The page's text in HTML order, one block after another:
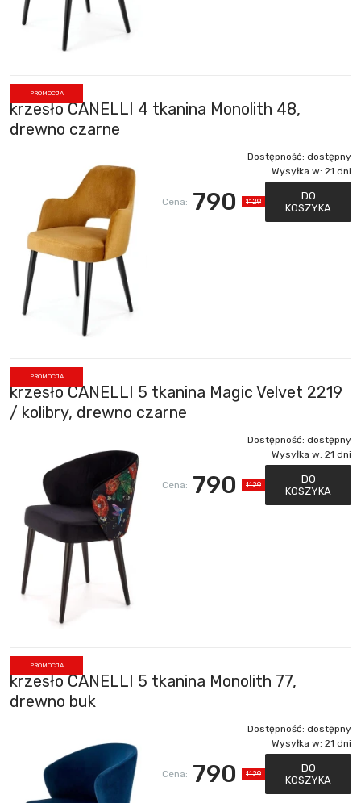
krzesło CANELLI 4 tkanina Monolith 48,
drewno czarne
Dostępność: dostępny
Wysyłka w: 21 dni
Cena: 790 1129
DO
KOSZYKA
PROMOCJA
krzesło CANELLI 5 tkanina Magic Velvet 2219
/ kolibry, drewno czarne
Dostępność: dostępny
Wysyłka w: 21 dni
Cena: 790 1129
DO
KOSZYKA
PROMOCJA
krzesło CANELLI 5 tkanina Monolith 77,
drewno buk
Dostępność: dostępny
Wysyłka w: 21 dni
Cena: 790 1129
DO
KOSZYKA
PROMOCJA